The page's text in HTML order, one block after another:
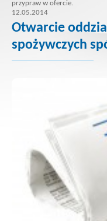
przypraw w ofercie.
Otwarcie
spożywczych
12.05.2014